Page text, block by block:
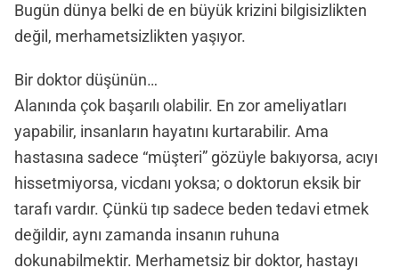
Bugün dünya belki de en büyük krizini bilgisizlikten
değil, merhametsizlikten yaşıyor.
Bir doktor düşünün…
Alanında çok başarılı olabilir. En zor ameliyatları
yapabilir, insanların hayatını kurtarabilir. Ama
hastasına sadece “müşteri” gözüyle bakıyorsa, acıyı
hissetmiyorsa, vicdanı yoksa; o doktorun eksik bir
tarafı vardır. Çünkü tıp sadece beden tedavi etmek
değildir, aynı zamanda insanın ruhuna
dokunabilmektir. Merhametsiz bir doktor, hastayı